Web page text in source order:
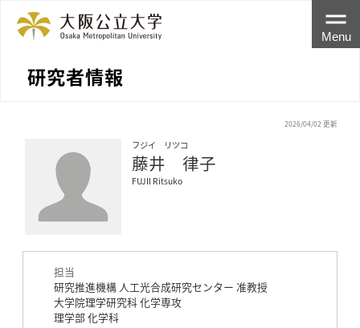
研究者情報
Menu
2026/04/02 更新
フジイ リツコ
藤井 律子
FUJII Ritsuko
担当
研究推進機構 人工光合成研究センター 准教授
大学院理学研究科 化学専攻
理学部 化学科